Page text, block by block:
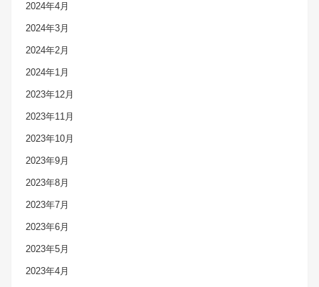
2024年4月
2024年3月
2024年2月
2024年1月
2023年12月
2023年11月
2023年10月
2023年9月
2023年8月
2023年7月
2023年6月
2023年5月
2023年4月